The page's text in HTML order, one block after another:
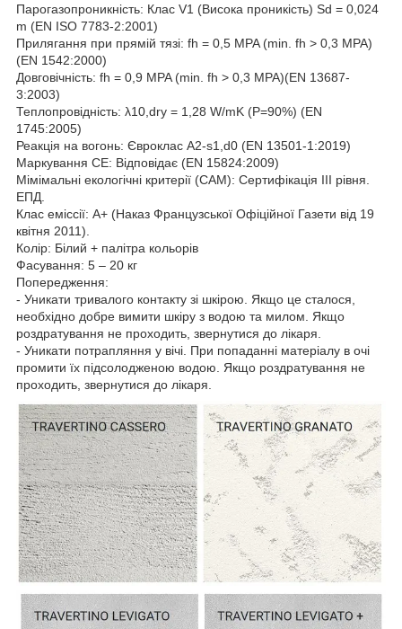
Парогазопроникність: Клас V1 (Висока проникість) Sd = 0,024
m (EN ISO 7783-2:2001)
Прилягання при прямій тязі: fh = 0,5 MPA (min. fh > 0,3 MPA)
(EN 1542:2000)
Довговічність: fh = 0,9 MPA (min. fh > 0,3 MPA)(EN 13687-
3:2003)
Теплопровідність: λ10,dry = 1,28 W/mK (P=90%) (EN
1745:2005)
Реакція на вогонь: Євроклас A2-s1,d0 (EN 13501-1:2019)
Маркування CE: Відповідає (EN 15824:2009)
Мімімальні екологічні критерії (CAM): Сертифікація III рівня.
ЕПД.
Клас еміссії: A+ (Наказ Французської Офіційної Газети від 19
квітня 2011).
Колір: Білий + палітра кольорів
Фасування: 5 – 20 кг
Попередження:
- Уникати тривалого контакту зі шкірою. Якщо це сталося,
необхідно добре вимити шкіру з водою та милом. Якщо
роздратування не проходить, звернутися до лікаря.
- Уникати потрапляння у вічі. При попаданні матеріалу в очі
промити їх підсолодженою водою. Якщо роздратування не
проходить, звернутися до лікаря.